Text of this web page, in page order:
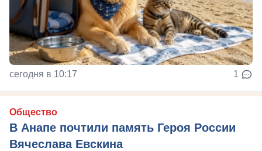
сегодня в 10:17 1
Общество
В Анапе почтили память Героя России
Вячеслава Евскина